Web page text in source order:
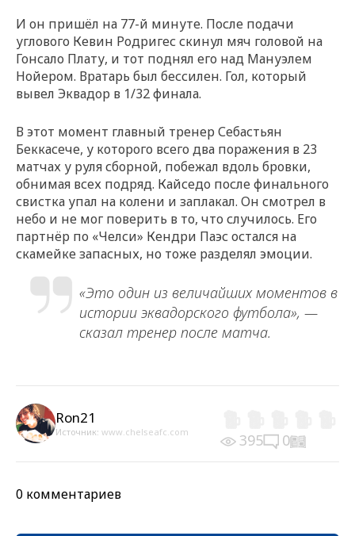
И он пришёл на 77-й минуте. После подачи
углового Кевин Родригес скинул мяч головой на
Гонсало Плату, и тот поднял его над Мануэлем
Нойером. Вратарь был бессилен. Гол, который
вывел Эквадор в 1/32 финала.
В этот момент главный тренер Себастьян
Беккасече, у которого всего два поражения в 23
матчах у руля сборной, побежал вдоль бровки,
обнимая всех подряд. Кайседо после финального
свистка упал на колени и заплакал. Он смотрел в
небо и не мог поверить в то, что случилось. Его
партнёр по «Челси» Кендри Паэс остался на
скамейке запасных, но тоже разделял эмоции.
«Это один из величайших моментов в
истории эквадорского футбола», —
сказал тренер после матча.
Ron21
Источник: www.chelseafc.com 395 0
0 комментариев